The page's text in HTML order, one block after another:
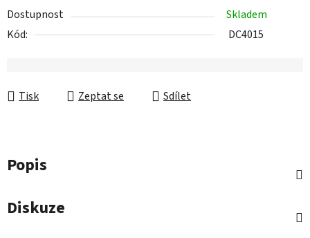
Dostupnost
Skladem
Kód:
DC4015
Tisk Zeptat se Sdílet
Popis
Diskuze